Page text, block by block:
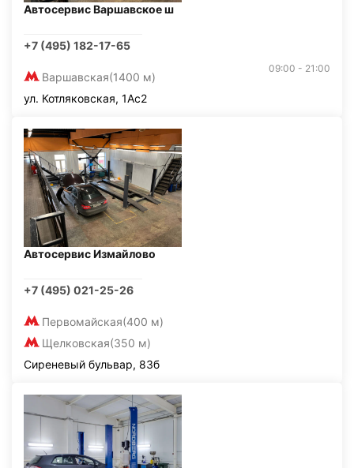
Автосервис Варшавское ш
+7 (495) 182-17-65
Варшавская(1400 м)
09:00 - 21:00
ул. Котляковская, 1Ас2
Автосервис Измайлово
+7 (495) 021-25-26
Первомайская(400 м)
Щелковская(350 м)
Сиреневый бульвар, 83б